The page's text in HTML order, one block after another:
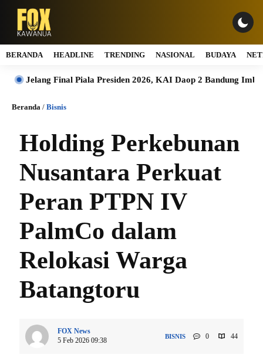
BERANDA HEADLINE TRENDING NASIONAL BUDAYA
Final Piala Presiden 2026, KAI Daop 2 Bandung Imbau
Beranda / Bisnis
Holding Perkebunan
Nusantara Perkuat
Peran PTPN IV
PalmCo dalam
Relokasi Warga
Batangtoru
FOX News
5 Feb 2026 09:38
BISNIS 0 44